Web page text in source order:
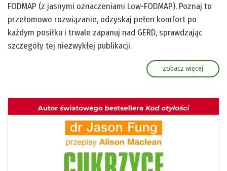
FODMAP (z jasnymi oznaczeniami Low-FODMAP). Poznaj to
przełomowe rozwiązanie, odzyskaj pełen komfort po
każdym posiłku i trwale zapanuj nad GERD, sprawdzając
szczegóły tej niezwykłej publikacji.
zobacz więcej